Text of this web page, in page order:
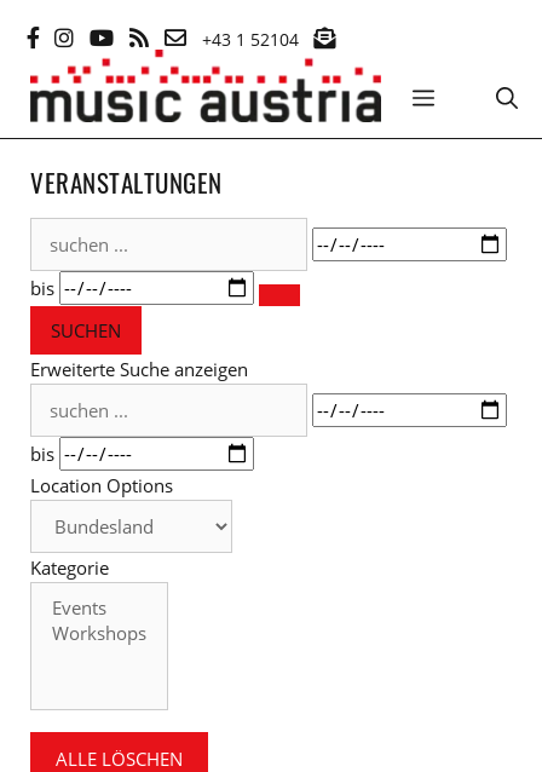
Inhalt
springen
+43 1 52104
MENÜ
VERANSTALTUNGEN
suchen
Datum
bis
SUCHEN
Erweiterte Suche anzeigen
suchen
Datum
bis
Location Options
Bundesland
Kategorie
Kategorie
ALLE LÖSCHEN